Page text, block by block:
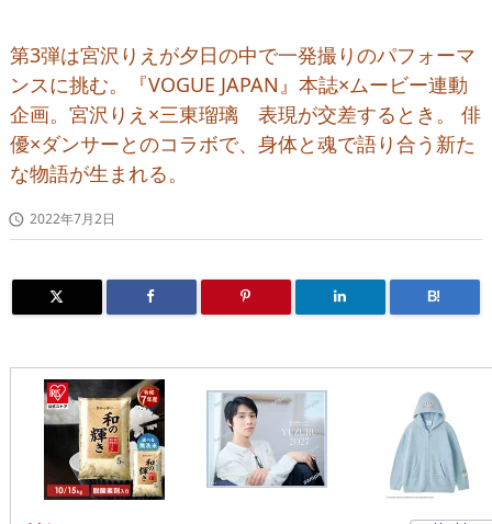
第3弾は宮沢りえが夕日の中で一発撮りのパフォーマ
ンスに挑む。『VOGUE JAPAN』本誌×ムービー連動
企画。宮沢りえ×三東瑠璃 表現が交差するとき。 俳
優×ダンサーとのコラボで、身体と魂で語り合う新た
な物語が生まれる。
 2022年7月2日
B!